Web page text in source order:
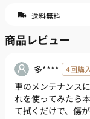
送料無料
商品レビュー
多**** 4回購
車のメンテナンス
れを使ってみたら
て拭くだけで、傷